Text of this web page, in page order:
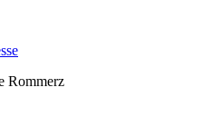
Rommerz